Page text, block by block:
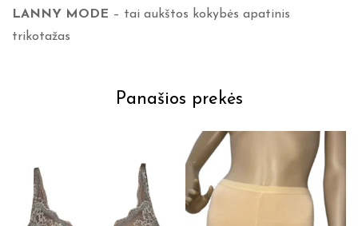
LANNY MODE – tai aukštos kokybės apatinis
trikotažas
Panašios prekės